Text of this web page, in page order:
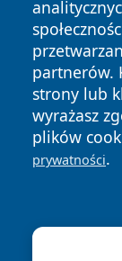
partnerów.
strony lub
wyrażasz
plików
prywatności.
Copyright ©
zastrzeżone.
News